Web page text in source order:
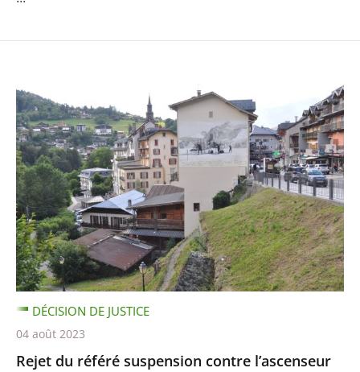
Rejet du référé suspension contre l’ascenseur
DÉCISION DE JUSTICE
04 août 2023